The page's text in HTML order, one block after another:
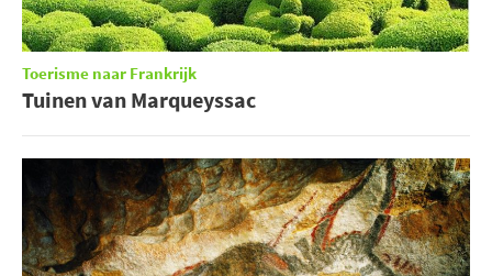
Toerisme naar Frankrijk
Tuinen van Marqueyssac